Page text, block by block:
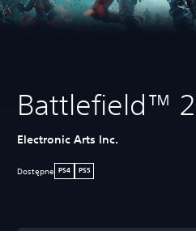
Battlefield™
Electronic Arts Inc.
Dostępne PS4 PS5